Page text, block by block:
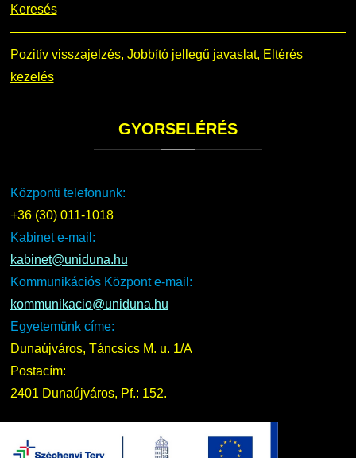
Keresés
Pozitív visszajelzés, Jobbító jellegű javaslat, Eltérés
kezelés
GYORSELÉRÉS
Központi telefonunk:
+36 (30) 011-1018
Kabinet e-mail:
kabinet@uniduna.hu
Kommunikációs Központ e-mail:
kommunikacio@uniduna.hu
Egyetemünk címe:
Dunaújváros, Táncsics M. u. 1/A
Postacím:
2401 Dunaújváros, Pf.: 152.